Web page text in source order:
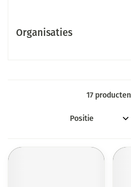
Organisaties
17 producten
Sorteer op: